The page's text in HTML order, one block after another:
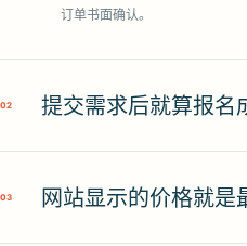
订单书面确认。
02 提交需求后就算报名
03 网站显示的价格就是